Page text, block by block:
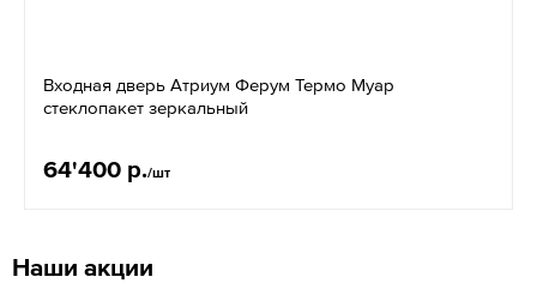
Входная дверь Атриум Ферум Термо Муар
стеклопакет зеркальный
64'400 р./шт
Наши акции